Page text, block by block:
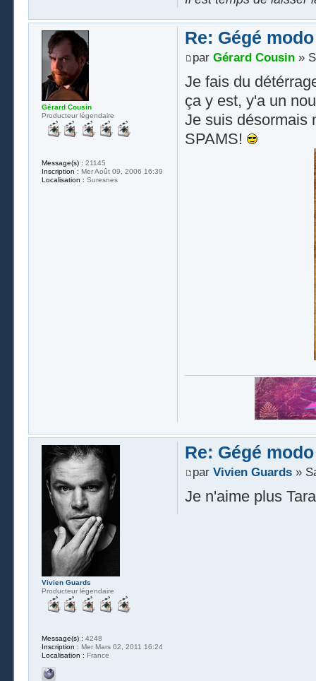
Re: Gégé
par Gérard Cousin»
Je fais du
ça y est, y'a un
Je suis désormais
SPAMS!
Gérard Cousin
Producteur légendaire
Message(s) : 21145
Inscription : Mer Août 09, 2006 16:39
Localisation : Suresnes
Re: Gégé
par Vivien Guards»
Je n'aime plus
Vivien Guards
Producteur légendaire
Message(s) : 4248
Inscription : Mer Mars 02, 2011 16:24
Localisation : France